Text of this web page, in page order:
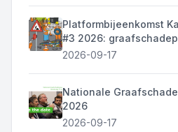
Platformbijeenkomst
#3 2026:
2026-09-17
Nationale
2026
2026-09-17